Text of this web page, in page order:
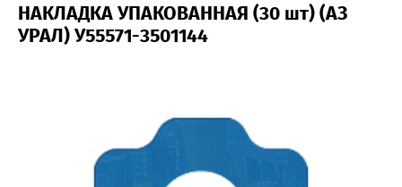
НАКЛАДКА УПАКОВАННАЯ (30 шт) (АЗ
УРАЛ) У55571-3501144